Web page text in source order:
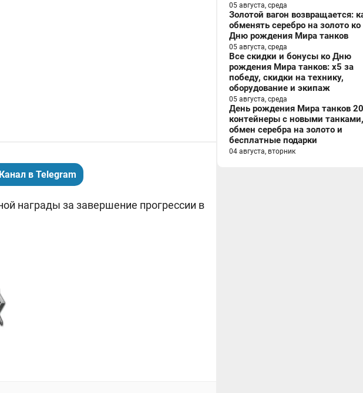
Канал в Telegram
награды за завершение прогрессии в
05 августа, среда
Золотой вагон возвращается:
обменять серебро на золото ко
Дню рождения Мира танков
05 августа, среда
Все скидки и бонусы ко Дню
рождения Мира танков: x5 за
победу, скидки на технику,
оборудование и экипаж
05 августа, среда
День рождения Мира танков
контейнеры с новыми танками,
обмен серебра на золото и
бесплатные подарки
04 августа, вторник